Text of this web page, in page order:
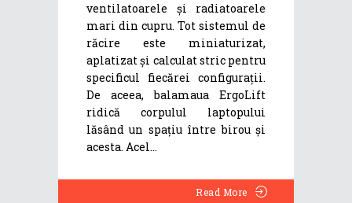
ventilatoarele și radiatoarele
mari din cupru. Tot sistemul de
răcire este miniaturizat,
aplatizat și calculat stric pentru
specificul fiecărei configurații.
De aceea, balamaua ErgoLift
ridică corpulul laptopului
lăsând un spațiu între birou și
acesta. Acel
Read More